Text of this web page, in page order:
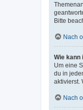
Bitte
Nach
Wie kann
Um eine
du in
aktivierst.
Nach